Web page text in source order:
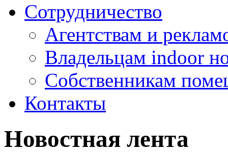
Сотрудничество
Агентствам и
Владельцам indoor
Собственникам
Контакты
Новостная лента